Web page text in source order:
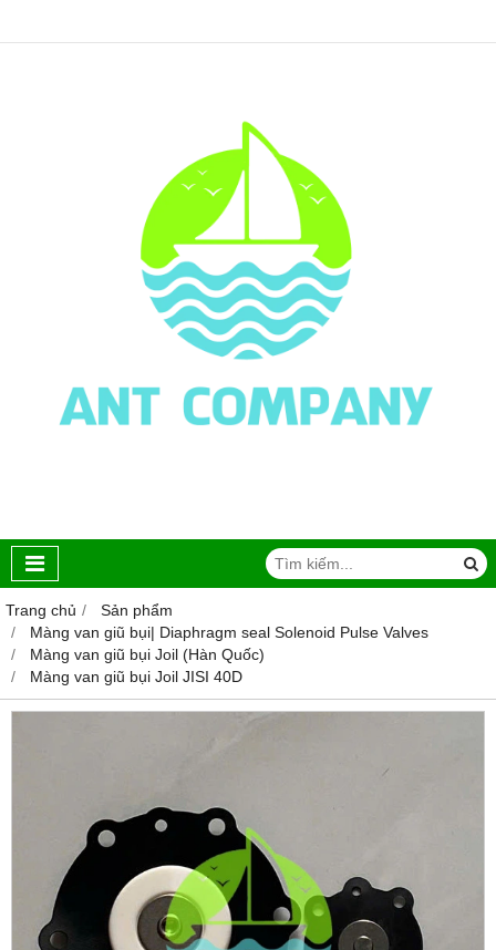
Trang chủ
Sản phẩm
Màng van giũ bụi| Diaphragm seal Solenoid Pulse Valves
Màng van giũ bụi Joil (Hàn Quốc)
Màng van giũ bụi Joil JISI 40D